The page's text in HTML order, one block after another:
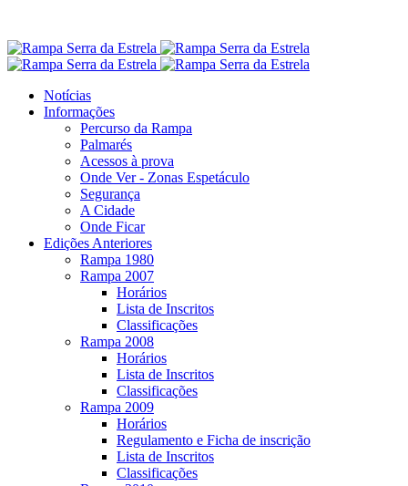
Notícias
Informações
Percurso da Rampa
Palmarés
Acessos à prova
Onde Ver - Zonas Espetáculo
Segurança
A Cidade
Onde Ficar
Edições Anteriores
Rampa 1980
Rampa 2007
Horários
Lista de Inscritos
Classificações
Rampa 2008
Horários
Lista de Inscritos
Classificações
Rampa 2009
Horários
Regulamento e Ficha de inscrição
Lista de Inscritos
Classificações